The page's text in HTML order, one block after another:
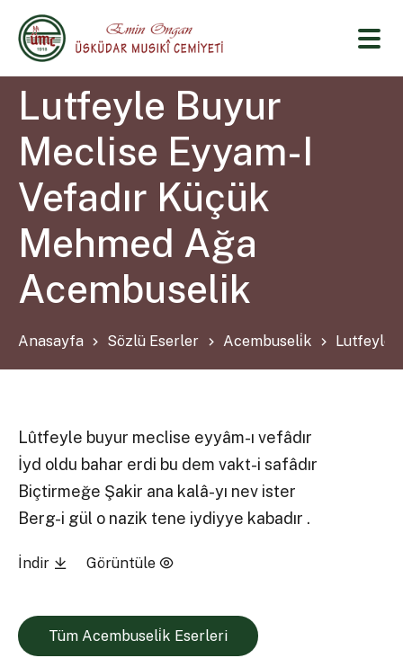
Lutfeyle Buyur
Meclise Eyyam-I
Vefadır Küçük
Mehmed Ağa
Acembuselik
Anasayfa Sözlü Eserler Acembuseli̇k Lutfeyle
Lûtfeyle buyur meclise eyyâm-ı vefâdır
İyd oldu bahar erdi bu dem vakt-i safâdır
Biçtirmeğe Şakir ana kalâ-yı nev ister
Berg-i gül o nazik tene iydiyye kabadır .
İndir Görüntüle
Tüm Acembuseli̇k Eserleri